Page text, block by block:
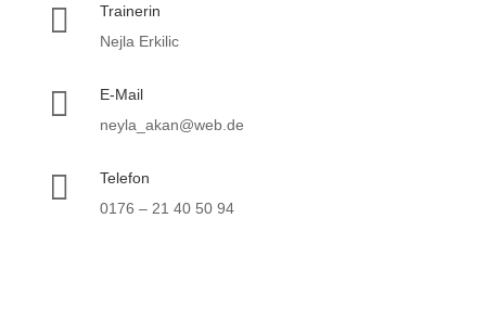

Trainerin
Nejla Erkilic

E-Mail
neyla_akan@web.de

Telefon
0176 – 21 40 50 94